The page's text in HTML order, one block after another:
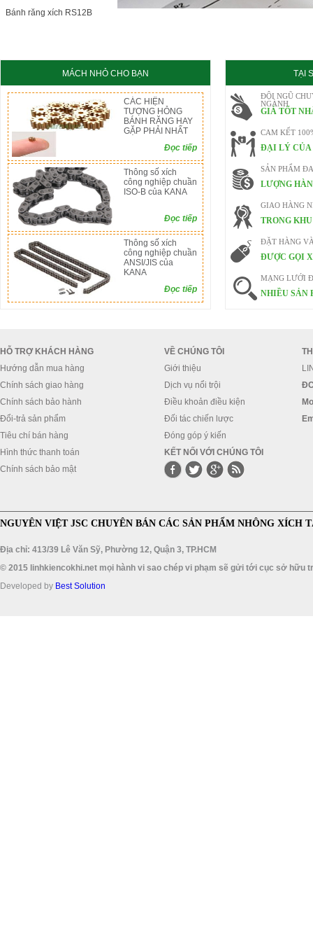
Bánh răng xích RS12B
MÁCH NHỎ CHO BẠN
CÁC HIỆN
TƯỢNG HỎNG
BÁNH RĂNG HAY
GẶP PHẢI NHẤT
Đọc tiếp
Thông số xích
công nghiệp chuần
ISO-B của KANA
Đọc tiếp
Thông số xích
công nghiệp chuần
ANSI/JIS của
KANA
Đọc tiếp
TẠI
ĐỘI NGŨ
NGÀNH
GIÁ TỐT
CAM KẾT
ĐẠI LÝ CỦA
SẢN PHẨM
LƯỢNG
GIAO HÀNG
TRONG
ĐẶT HÀNG
ĐƯỢC GỌI
MẠNG LƯỚI
NHIỀU SẢN
HỖ TRỢ KHÁCH HÀNG
Hướng dẫn mua hàng
Chính sách giao hàng
Chính sách bảo hành
Đổi-trả sản phẩm
Tiêu chí bán hàng
Hình thức thanh toán
Chính sách bảo mật
VỀ CHÚNG TÔI
Giới thiệu
Dịch vụ nổi trội
Điều khoản điều kiện
Đối tác chiến lược
Đóng góp ý kiến
KẾT NỐI VỚI CHÚNG TÔI
NGUYÊN VIỆT JSC CHUYÊN BÁN CÁC SẢN PHẨM NHÔNG XÍCH
Địa chỉ: 413/39 Lê Văn Sỹ, Phường 12, Quận 3, TP.HCM
© 2015 linhkiencokhi.net mọi hành vi sao chép vi phạm sẽ gửi tới cục sở hữu
Developed by Best Solution